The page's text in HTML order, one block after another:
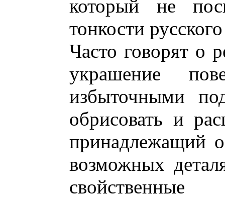
который не
тонкости
Часто говорят о
украшение
избыточными
обрисовать и
принадлежащий
возможных